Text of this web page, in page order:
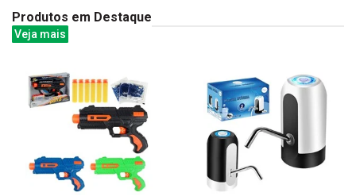
Produtos em Destaque
Veja mais